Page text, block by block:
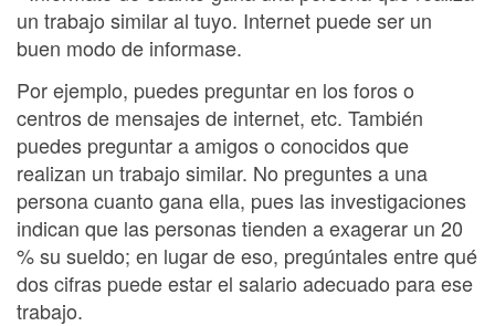
un trabajo similar al tuyo. Internet puede ser un
buen modo de informase.
Por ejemplo, puedes preguntar en los foros o
centros de mensajes de internet, etc. También
puedes preguntar a amigos o conocidos que
realizan un trabajo similar. No preguntes a una
persona cuanto gana ella, pues las investigaciones
indican que las personas tienden a exagerar un 20
% su sueldo; en lugar de eso, pregúntales entre qué
dos cifras puede estar el salario adecuado para ese
trabajo.